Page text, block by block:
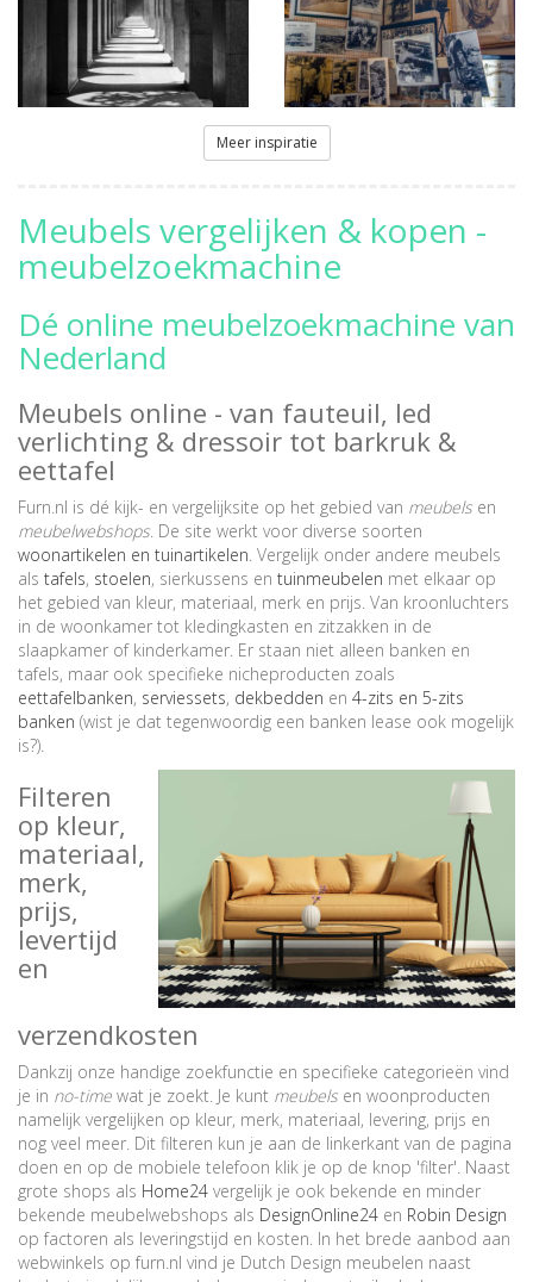
Meer inspiratie
Meubels vergelijken & kopen -
meubelzoekmachine
Dé online meubelzoekmachine van
Nederland
Meubels online - van fauteuil, led
verlichting & dressoir tot barkruk &
eettafel
Furn.nl is dé kijk- en vergelijksite op het gebied van meubels en
meubelwebshops . De site werkt voor diverse soorten
woonartikelen en tuinartikelen . Vergelijk onder andere meubels
als tafels, stoelen, sierkussens en tuinmeubelen met elkaar op
het gebied van kleur, materiaal, merk en prijs. Van kroonluchters
in de woonkamer tot kledingkasten en zitzakken in de
slaapkamer of kinderkamer. Er staan niet alleen banken en
tafels, maar ook specifieke nicheproducten zoals
eettafelbanken, serviessets, dekbedden en 4-zits en 5-zits
banken (wist je dat tegenwoordig een banken lease ook mogelijk
is?).
Filteren
op kleur,
materiaal,
merk,
prijs,
levertijd
en
verzendkosten
Dankzij onze handige zoekfunctie en specifieke categorieën vind
je in no-time wat je zoekt. Je kunt meubels en woonproducten
namelijk vergelijken op kleur, merk, materiaal, levering, prijs en
nog veel meer. Dit filteren kun je aan de linkerkant van de pagina
doen en op de mobiele telefoon klik je op de knop 'filter'. Naast
grote shops als Home24 vergelijk je ook bekende en minder
bekende meubelwebshops als DesignOnline24 en Robin Design
op factoren als leveringstijd en kosten. In het brede aanbod aan
webwinkels op furn.nl vind je Dutch Design meubelen naast